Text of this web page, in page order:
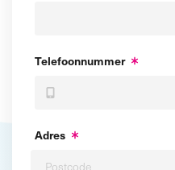
Telefoonnummer
Adres